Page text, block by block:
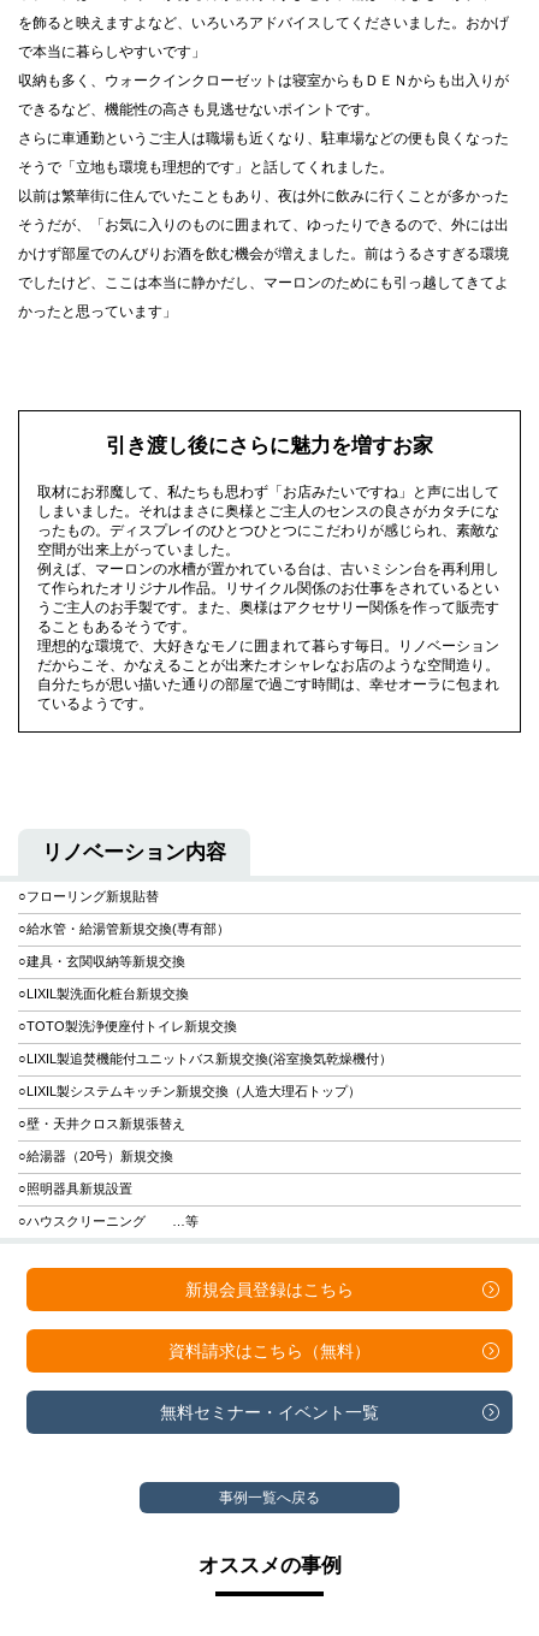
を飾ると映えますよなど、いろいろアドバイスしてくださいました。おかげ
で本当に暮らしやすいです」
収納も多く、ウォークインクローゼットは寝室からもＤＥＮからも出入りが
できるなど、機能性の高さも見逃せないポイントです。
さらに車通勤というご主人は職場も近くなり、駐車場などの便も良くなった
そうで「立地も環境も理想的です」と話してくれました。
以前は繁華街に住んでいたこともあり、夜は外に飲みに行くことが多かった
そうだが、「お気に入りのものに囲まれて、ゆったりできるので、外には出
かけず部屋でのんびりお酒を飲む機会が増えました。前はうるさすぎる環境
でしたけど、ここは本当に静かだし、マーロンのためにも引っ越してきてよ
かったと思っています」
引き渡し後にさらに魅力を増すお家
取材にお邪魔して、私たちも思わず「お店みたいですね」と声に出して
しまいました。それはまさに奥様とご主人のセンスの良さがカタチにな
ったもの。ディスプレイのひとつひとつにこだわりが感じられ、素敵な
空間が出来上がっていました。
例えば、マーロンの水槽が置かれている台は、古いミシン台を再利用し
て作られたオリジナル作品。リサイクル関係のお仕事をされているとい
うご主人のお手製です。また、奥様はアクセサリー関係を作って販売す
ることもあるそうです。
理想的な環境で、大好きなモノに囲まれて暮らす毎日。リノベーション
だからこそ、かなえることが出来たオシャレなお店のような空間造り。
自分たちが思い描いた通りの部屋で過ごす時間は、幸せオーラに包まれ
ているようです。
リノベーション内容
○フローリング新規貼替
○給水管・給湯管新規交換(専有部）
○建具・玄関収納等新規交換
○LIXIL製洗面化粧台新規交換
○TOTO製洗浄便座付トイレ新規交換
○LIXIL製追焚機能付ユニットバス新規交換(浴室換気乾燥機付）
○LIXIL製システムキッチン新規交換（人造大理石トップ）
○壁・天井クロス新規張替え
○給湯器（20号）新規交換
○照明器具新規設置
○ハウスクリーニング …等
新規会員登録はこちら
資料請求はこちら（無料）
無料セミナー・ イベント一覧
事例一覧へ戻る
オススメの事例